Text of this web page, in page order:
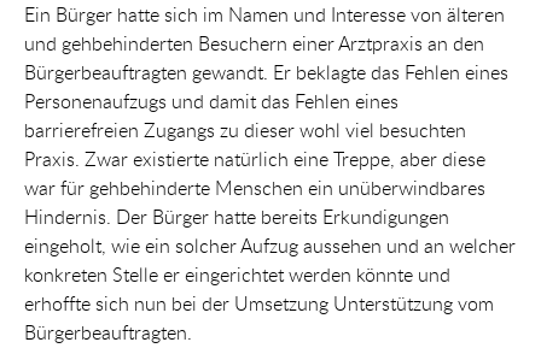
Ein Bürger hatte sich im Namen und Interesse von älteren
und gehbehinderten Besuchern einer Arztpraxis an den
Bürgerbeauftragten gewandt. Er beklagte das Fehlen eines
Personenaufzugs und damit das Fehlen eines
barrierefreien Zugangs zu dieser wohl viel besuchten
Praxis. Zwar existierte natürlich eine Treppe, aber diese
war für gehbehinderte Menschen ein unüberwindbares
Hindernis. Der Bürger hatte bereits Erkundigungen
eingeholt, wie ein solcher Aufzug aussehen und an welcher
konkreten Stelle er eingerichtet werden könnte und
erhoffte sich nun bei der Umsetzung Unterstützung vom
Bürgerbeauftragten.